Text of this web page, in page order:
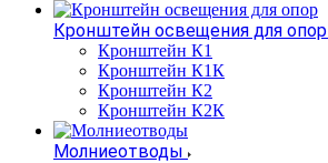
Кронштейн освещения для опор
Кронштейн К1
Кронштейн К1К
Кронштейн К2
Кронштейн К2К
Молниеотводы